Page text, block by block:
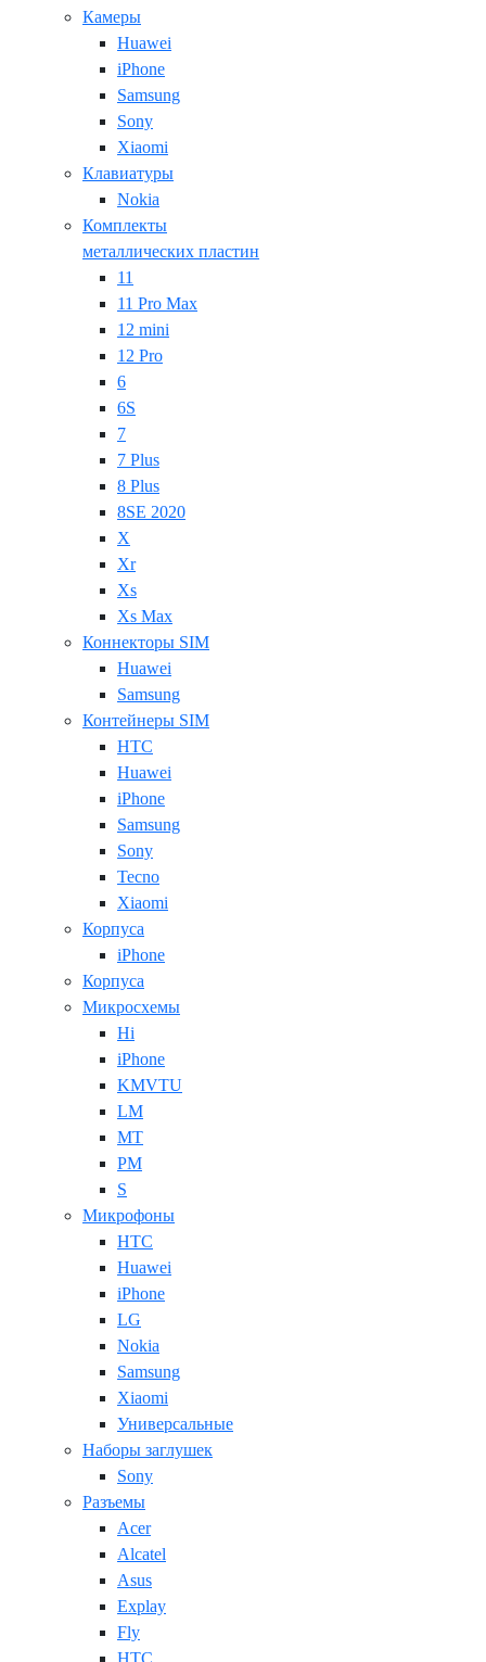
Камеры
Huawei
iPhone
Samsung
Sony
Xiaomi
Клавиатуры
Nokia
Комплекты
металлических пластин
11
11 Pro Max
12 mini
12 Pro
6
6S
7
7 Plus
8 Plus
8SE 2020
X
Xr
Xs
Xs Max
Коннекторы SIM
Huawei
Samsung
Контейнеры SIM
HTC
Huawei
iPhone
Samsung
Sony
Tecno
Xiaomi
Корпуса
iPhone
Корпуса
Микросхемы
Hi
iPhone
KMVTU
LM
MT
PM
S
Микрофоны
HTC
Huawei
iPhone
LG
Nokia
Samsung
Xiaomi
Универсальные
Наборы заглушек
Sony
Разъемы
Acer
Alcatel
Asus
Explay
Fly